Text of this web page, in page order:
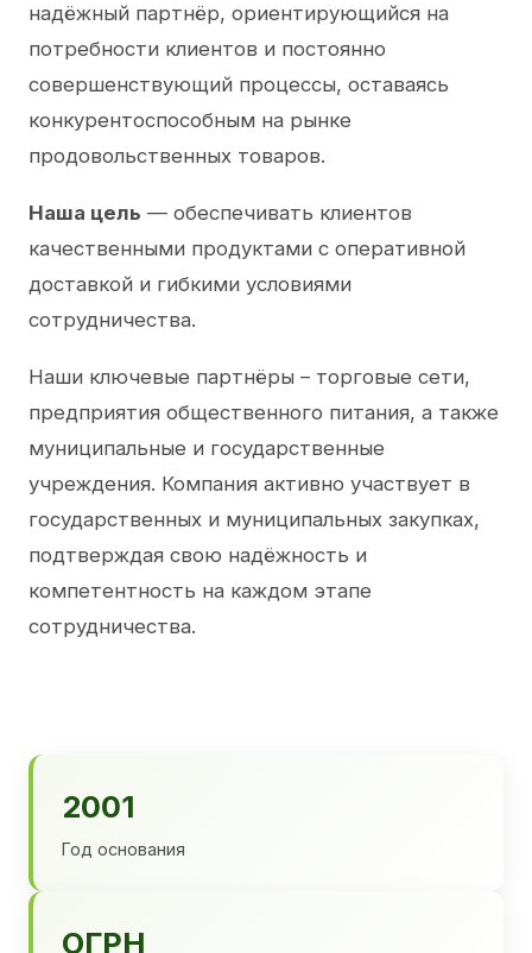
надёжный партнёр, ориентирующийся на
потребности клиентов и постоянно
совершенствующий процессы, оставаясь
конкурентоспособным на рынке
продовольственных товаров.
Наша цель — обеспечивать клиентов
качественными продуктами с оперативной
доставкой и гибкими условиями
сотрудничества.
Наши ключевые партнёры – торговые сети,
предприятия общественного питания, а также
муниципальные и государственные
учреждения. Компания активно участвует в
государственных и муниципальных закупках,
подтверждая свою надёжность и
компетентность на каждом этапе
сотрудничества.
2001
Год основания
ОГРН